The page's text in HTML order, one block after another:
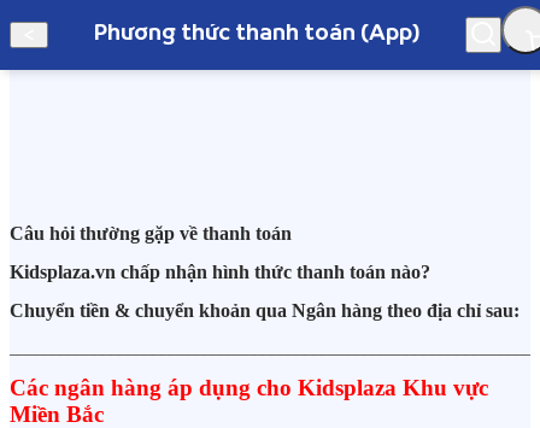
Phương thức thanh toán (App)
Hà Nội
Phương thức thanh toán (App)
Câu hỏi thường gặp về thanh toán
Kidsplaza.vn chấp nhận hình thức thanh toán nào?
Chuyển tiền & chuyển khoản qua Ngân hàng theo địa chỉ sau:
Các ngân hàng áp dụng cho Kidsplaza Khu vực
Miền Bắc